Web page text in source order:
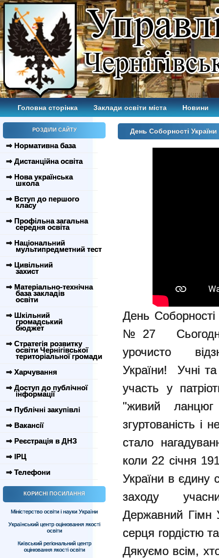
Головна сторінка Заклади освіти міста Новини
РОЗДІЛИ САЙТУ
⇒ Нормативна база
⇒ Дистанційна освіта
⇒ Нова українська
школа
⇒ Вступ до першого
класу
⇒ Профільна загальна
середня освіта
⇒ Національний
мультипредметний тест
⇒ Цивільний
захист
⇒ Матеріально-технічна
база закладів
освіти
⇒ Шкільний
громадський
бюджет
⇒ Стратегія розвитку
освіти Чернігівської
територіальної громади
⇒ Харчування
⇒ Доступ до публічної
інформації
⇒ Публічні закупівлі
⇒ Вакансії
⇒ Реєстрація в ДНЗ
⇒ ІРЦ
⇒ Телефони
КОРИСНІ ПОСИЛАННЯ
Міністерство освіти і науки України
Український центр оцінювання якості
освіти
Київський регіональний центр
оцінювання якості освіти
День Соборності України
День Соборності
№27 Сьогодні
урочисто
України! Учні та
участь у
"живий ланцюг
згуртованість і
стало
коли 22 січня
України в єдину
заходу
Державний Гімн
серця гордістю
Дякуємо всім,